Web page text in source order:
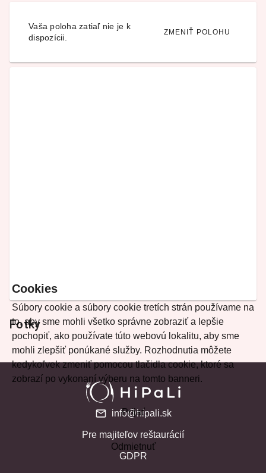
Vaša poloha zatiaľ nie je k
dispozícii.
ZMENIŤ POLOHU
Fotky
Cookies
Súbory cookie a súbory cookie tretích strán používame na
to, aby sme mohli všetko správne zobraziť a lepšie
pochopiť, ako používate túto webovú lokalitu, aby sme
mohli zlepšiť ponúkané služby. Rozhodnutia môžete
kedykoľvek zmeniť pomocou tlačidla cookie, ktoré sa
zobrazí po vykonaní výberu na tomto banneri.
Prijať
Odmietnuť
info@hipali.sk
Pre majiteľov reštaurácií
GDPR